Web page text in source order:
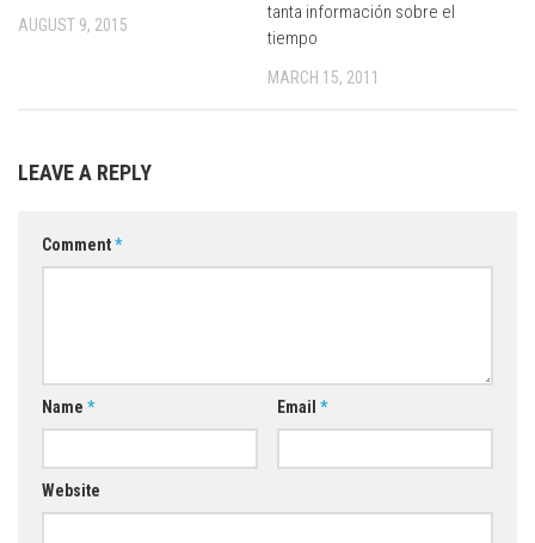
AUGUST 9, 2015
tanta información sobre el
tiempo
MARCH 15, 2011
LEAVE A REPLY
Comment*
Name * Email *
Website